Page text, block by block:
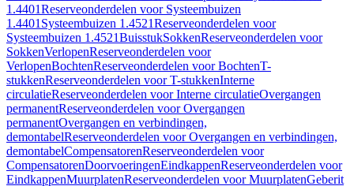
1.4401Reserveonderdelen voor Systeembuizen
1.4401 Systeembuizen 1.4521Reserveonderdelen voor
Systeembuizen 1.4521BuisstukSokkenReserveonderdelen voor
SokkenVerlopenReserveonderdelen voor
VerlopenBochtenReserveonderdelen voor BochtenT-
stukkenReserveonderdelen voor T-stukkenInterne
circulatieReserveonderdelen voor Interne circulatieOvergangen
permanentReserveonderdelen voor Overgangen
permanentOvergangen en verbindingen,
demontabelReserveonderdelen voor Overgangen en verbindingen,
demontabelCompensatorenReserveonderdelen voor
CompensatorenDoorvoeringenEindkappenReserveonderdelen voor
EindkappenMuurplatenReserveonderdelen voor MuurplatenGeberit